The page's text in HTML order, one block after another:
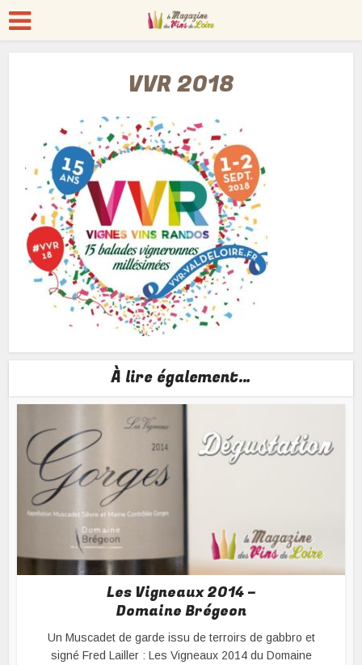
VVR 2018
À lire également…
Les Vigneaux 2014 –
Domaine Brégeon
Un Muscadet de garde issu de terroirs de gabbro et
signé Fred Lailler : Les Vigneaux 2014 du Domaine